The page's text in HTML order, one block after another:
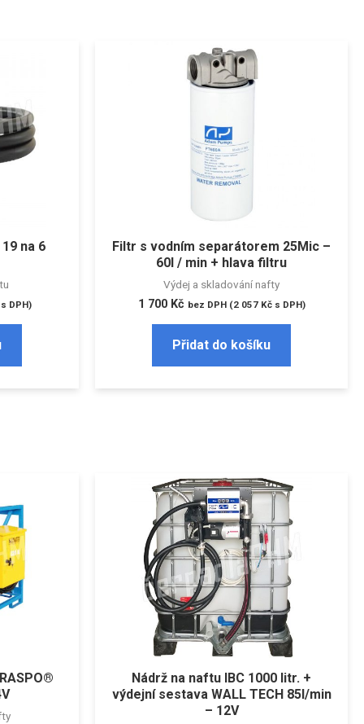
na 6
DPH)
Filtr s vodním separátorem 25Mic –
60l / min + hlava filtru
Výdej a skladování nafty
1 700 Kč bez DPH (2 057 Kčs DPH)
Přidat do košíku
Nádrž na naftu IBC 1000 litr. +
výdejní sestava WALL TECH 85l/min
– 12V